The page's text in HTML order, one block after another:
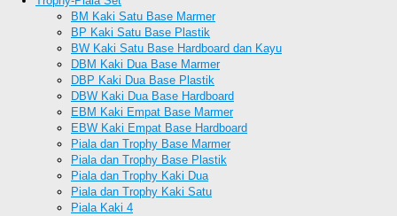
BM Kaki Satu Base Marmer
BP Kaki Satu Base Plastik
BW Kaki Satu Base Hardboard dan Kayu
DBM Kaki Dua Base Marmer
DBP Kaki Dua Base Plastik
DBW Kaki Dua Base Hardboard
EBM Kaki Empat Base Marmer
EBW Kaki Empat Base Hardboard
Piala dan Trophy Base Marmer
Piala dan Trophy Base Plastik
Piala dan Trophy Kaki Dua
Piala dan Trophy Kaki Satu
Piala Kaki 4